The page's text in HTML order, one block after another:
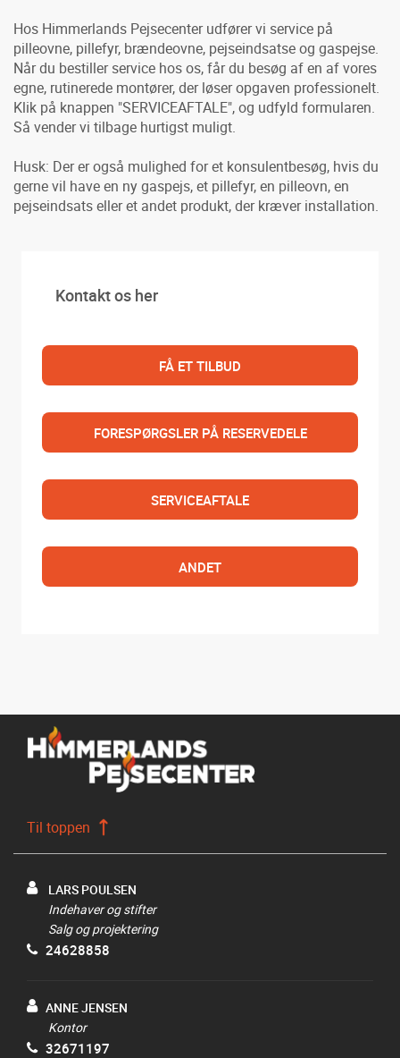
Hos Himmerlands Pejsecenter udfører vi service på
pilleovne, pillefyr, brændeovne, pejseindsatse og gaspejse.
Når du bestiller service hos os, får du besøg af en af vores
egne, rutinerede montører, der løser opgaven professionelt.
Klik på knappen "SERVICEAFTALE", og udfyld formularen.
Så vender vi tilbage hurtigst muligt.
Husk: Der er også mulighed for et konsulentbesøg, hvis du
gerne vil have en ny gaspejs, et pillefyr, en pilleovn, en
pejseindsats eller et andet produkt, der kræver installation.
Kontakt os her
FÅ ET TILBUD
FORESPØRGSLER PÅ RESERVEDELE
SERVICEAFTALE
ANDET
Til toppen
LARS POULSEN
Indehaver og stifter
Salg og projektering
24628858
ANNE JENSEN
Kontor
32671197